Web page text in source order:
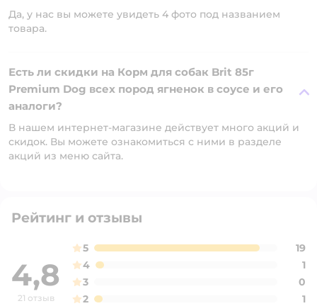
Да, у нас вы можете увидеть 4 фото под названием
товара.
Есть ли скидки на Корм для собак Brit 85г
Premium Dog всех пород ягненок в соусе и его
аналоги?
В нашем интернет-магазине действует много акций и
скидок. Вы можете ознакомиться с ними в разделе
акций из меню сайта.
Рейтинг и отзывы
4,8
21 отзыв
5
19
4
1
3
0
2
1